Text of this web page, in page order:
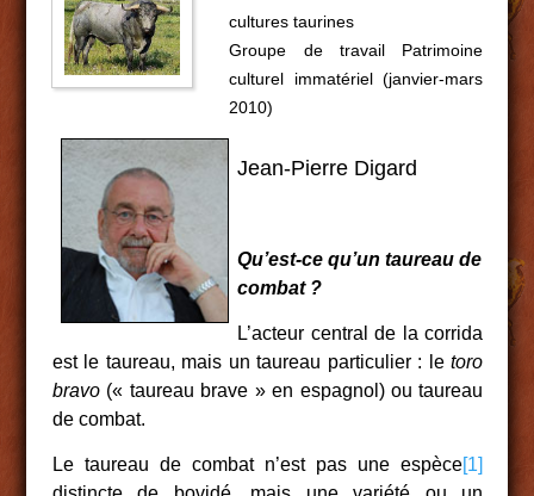
cultures taurines
Groupe de travail Patrimoine
culturel immatériel (janvier-mars
2010)
Jean-Pierre Digard
Qu’est-ce qu’un taureau de
combat ?
L’acteur central de la corrida
est le taureau, mais un taureau particulier : letoro
bravo(« taureau brave » en espagnol) ou taureau
de combat.
Le taureau de combat n’est pas une espèce[1]